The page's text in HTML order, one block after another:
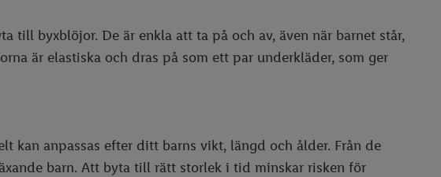
till byxblöjor. De är enkla att ta på och av, även när barnet står,
är elastiska och dras på som ett par underkläder, som ger
kan anpassas efter ditt barns vikt, längd och ålder. Från de
barn. Att byta till rätt storlek i tid minskar risken för